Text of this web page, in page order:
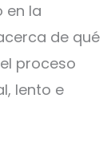
en la
de qué
proceso
lento e